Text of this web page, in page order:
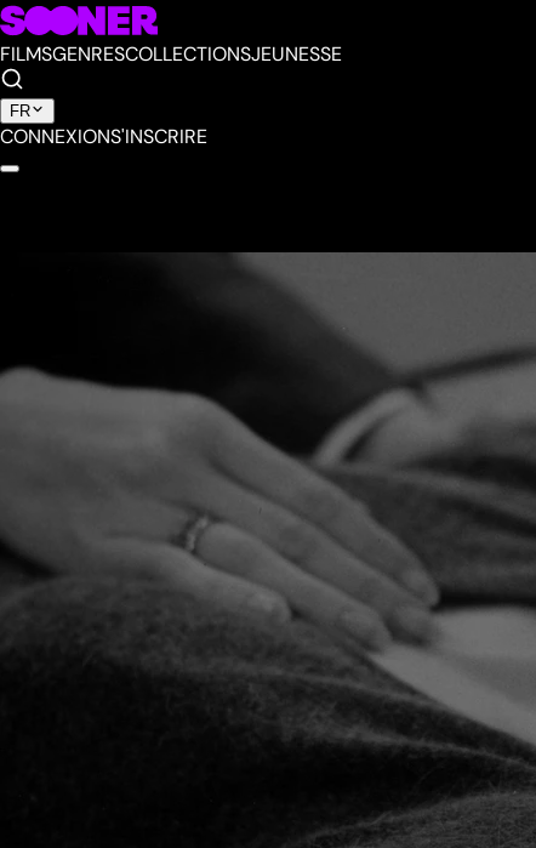
FILMSGENRESCOLLECTIONSJEUNESSE
FR
CONNEXIONS'INSCRIRE